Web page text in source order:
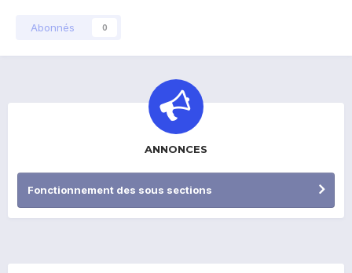
Abonnés 0
ANNONCES
Fonctionnement des sous sections